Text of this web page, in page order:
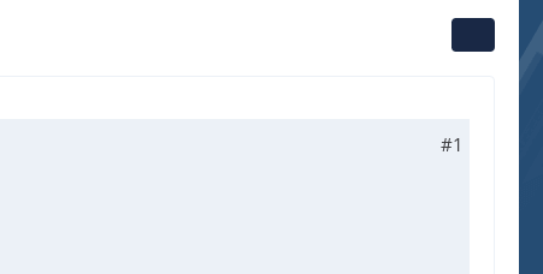
#1